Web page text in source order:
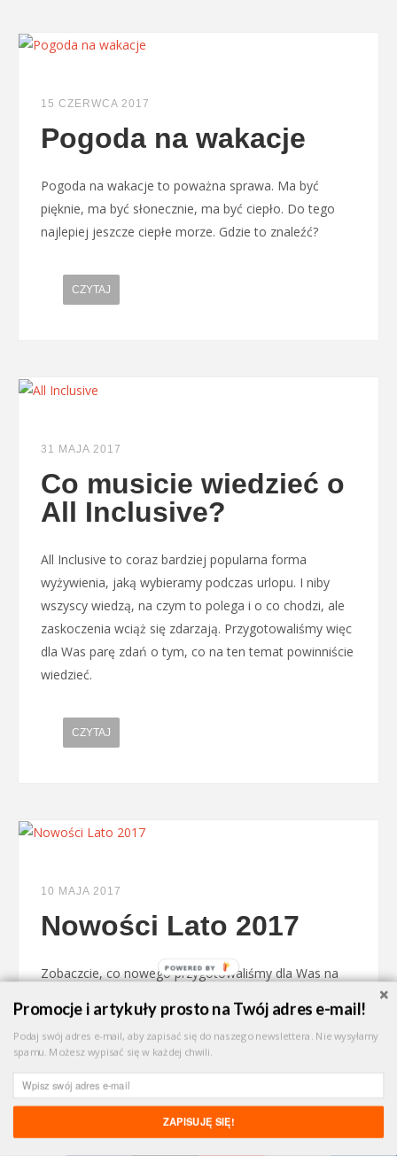
15 CZERWCA 2017
Pogoda na wakacje
Pogoda na wakacje to poważna sprawa. Ma być
pięknie, ma być słonecznie, ma być ciepło. Do tego
najlepiej jeszcze ciepłe morze. Gdzie to znaleźć?
CZYTAJ
31 MAJA 2017
Co musicie wiedzieć o
All Inclusive?
All Inclusive to coraz bardziej popularna forma
wyżywienia, jaką wybieramy podczas urlopu. I niby
wszyscy wiedzą, na czym to polega i o co chodzi, ale
zaskoczenia wciąż się zdarzają. Przygotowaliśmy więc
dla Was parę zdań o tym, co na ten temat powinniście
wiedzieć.
CZYTAJ
10 MAJA 2017
Nowości Lato 2017
Zobaczcie, co nowego przygotowaliśmy dla Was na
sprawdzone obiekty. Lato 2017 zapowiada się
wspaniale!
CZYTAJ
Udostępnij!
Promocje i artykuły prosto na Twój adres e-mail!
Podaj swój adres e-mail, aby zapisać się do naszego newslettera. Nie wysyłamy
spamu. Możesz wypisać się w każdej chwili.
ZAPISUJĘ SIĘ!